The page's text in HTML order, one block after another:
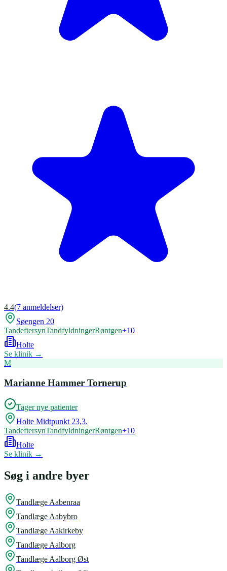
4.4(7 anmeldelser)
Søengen 20
TandeftersynTandfyldningerRøntgen+10
Holte
Se klinik →
M
Marianne Hammer Tornerup
Tager nye patienter
Holte Midtpunkt 23,3.
TandeftersynTandfyldningerRøntgen+10
Holte
Se klinik →
Søg i andre byer
Tandlæge Aabenraa
Tandlæge Aabybro
Tandlæge Aakirkeby
Tandlæge Aalborg
Tandlæge Aalborg Øst